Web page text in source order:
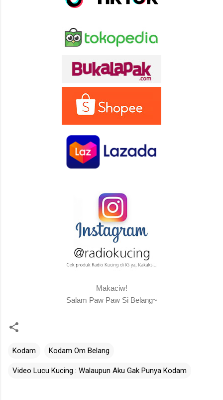
Makaciw!
Salam Paw Paw Si Belang~
Kodam Kodam Om Belang
Video Lucu Kucing : Walaupun Aku Gak Punya Kodam